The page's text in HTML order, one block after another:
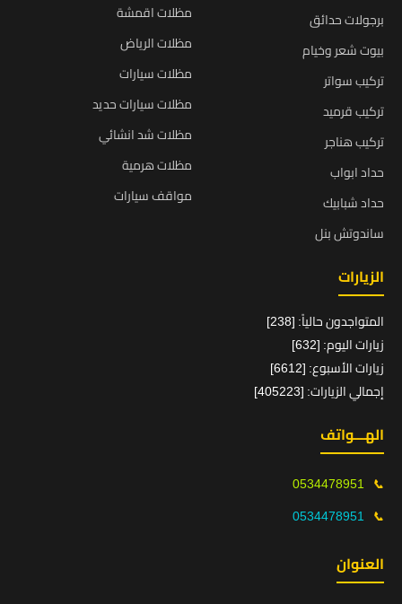
برجولات حدائق
بيوت شعر وخيام
تركيب سواتر
تركيب قرميد
تركيب هناجر
حداد ابواب
حداد شبابيك
ساندوتش بنل
مظلات اقمشة
مظلات الرياض
مظلات سيارات
مظلات سيارات حديد
مظلات شد انشائي
مظلات هرمية
مواقف سيارات
الزيارات
المتواجدون حالياً: [238]
زيارات اليوم: [632]
زيارات الأسبوع: [6612]
إجمالي الزيارات: [405223]
الهـــواتف
📞
0534478951
📞
0534478951
العنوان